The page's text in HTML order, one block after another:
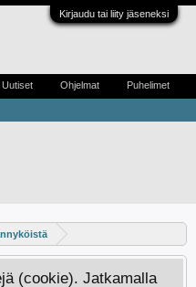
Kirjaudu tai liity jäseneksi
(cookie). Jatkamalla
Uutiset Ohjelmat Puhelimet